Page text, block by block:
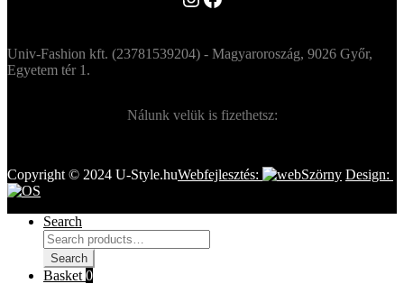
Univ-Fashion kft. (23781539204) - Magyaroroszág, 9026 Győr,
Egyetem tér 1.
Nálunk velük is fizethetsz:
Copyright © 2024 U-Style.huWebfejlesztés: Design:
Search
Search
for:
Search
Basket 0